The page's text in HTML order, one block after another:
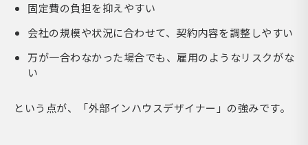
固定費の負担を抑えやすい
会社の規模や状況に合わせて、契約内容を調整しやすい
万が一合わなかった場合でも、雇用のようなリスクがな
い
という点が、「外部インハウスデザイナー」の強みです。